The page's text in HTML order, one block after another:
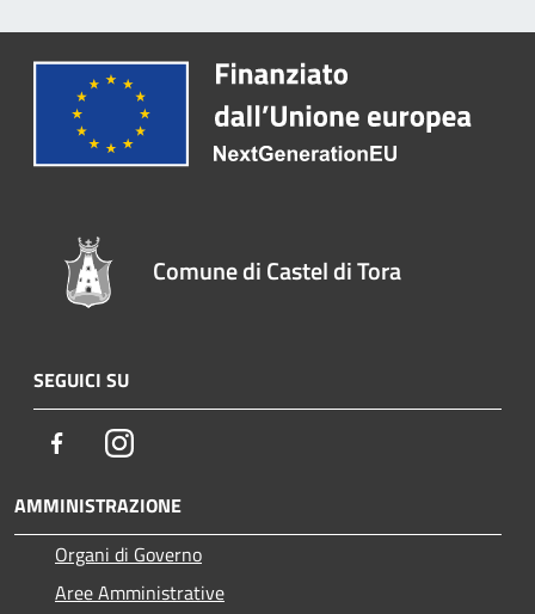
Comune di Castel di Tora
SEGUICI SU
FacebookInstagram
AMMINISTRAZIONE
Organi di Governo
Aree Amministrative